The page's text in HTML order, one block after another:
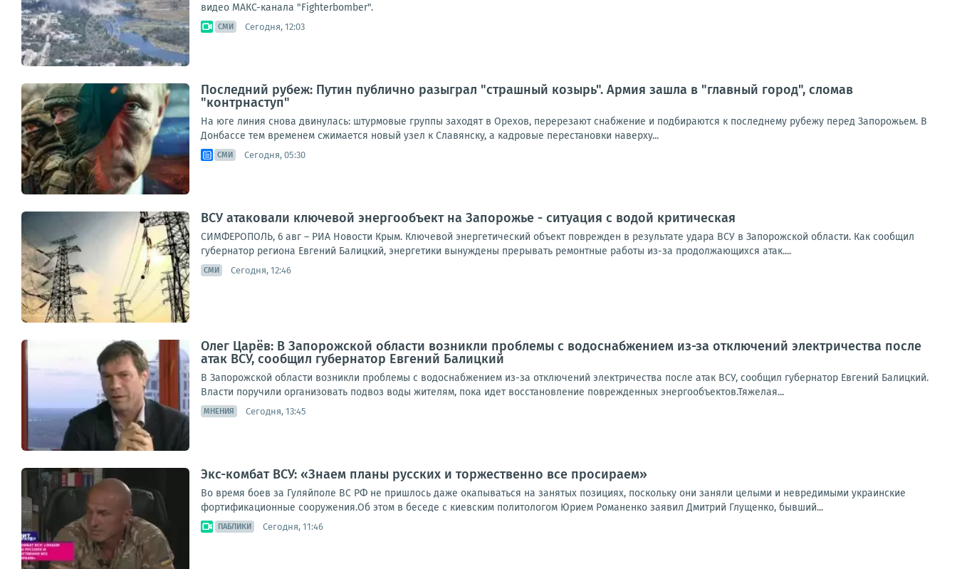
видео МАКС-канала "Fighterbomber".
СМИ Сегодня, 12:03
Последний рубеж: Путин публично разыграл "страшный козырь". Армия зашла в "главный город", сломав
"контрнаступ"
На юге линия снова двинулась: штурмовые группы заходят в Орехов, перерезают снабжение и подбираются к последнему рубежу перед Запорожьем. В
Донбассе тем временем сжимается новый узел к Славянску, а кадровые перестановки наверху...
СМИ Сегодня, 05:30
ВСУ атаковали ключевой энергообъект на Запорожье - ситуация с водой критическая
СИМФЕРОПОЛЬ, 6 авг – РИА Новости Крым. Ключевой энергетический объект поврежден в результате удара ВСУ в Запорожской области. Как сообщил
губернатор региона Евгений Балицкий, энергетики вынуждены прерывать ремонтные работы из-за продолжающихся атак....
СМИ Сегодня, 12:46
Олег Царёв: В Запорожской области возникли проблемы с водоснабжением из-за отключений электричества после
атак ВСУ, сообщил губернатор Евгений Балицкий
В Запорожской области возникли проблемы с водоснабжением из-за отключений электричества после атак ВСУ, сообщил губернатор Евгений Балицкий.
Власти поручили организовать подвоз воды жителям, пока идет восстановление поврежденных энергообъектов.Тяжелая...
МНЕНИЯ Сегодня, 13:45
Экс-комбат ВСУ: «Знаем планы русских и торжественно все просираем»
Во время боев за Гуляйполе ВС РФ не пришлось даже окапываться на занятых позициях, поскольку они заняли целыми и невредимыми украинские
фортификационные сооружения.Об этом в беседе с киевским политологом Юрием Романенко заявил Дмитрий Глущенко, бывший...
ПАБЛИКИ Сегодня, 11:46